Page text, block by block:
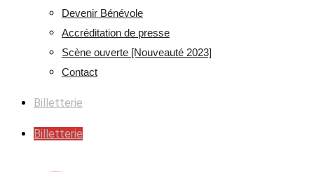
Devenir Bénévole
Accréditation de presse
Scène ouverte [Nouveauté 2023]
Contact
Billetterie
Billetterie